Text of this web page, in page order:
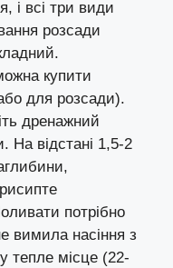
і всі три види
розсади
купити
для розсади).
дренажний
На відстані 1,5-2
потрібно
вимила насіння з
тепле місце (22-